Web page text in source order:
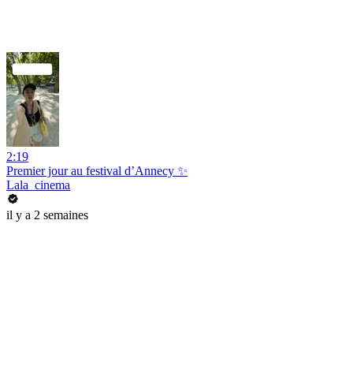
2:19
Premier jour au festival d’Annecy ✨
Lala_cinema
il y a 2 semaines